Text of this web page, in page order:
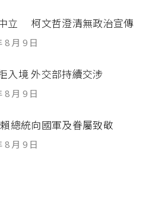
立 柯文哲澄清無政治宣傳
8 月 9 日
入境 外交部持續交涉
8 月 9 日
總統向國軍及眷屬致敬
8 月 9 日